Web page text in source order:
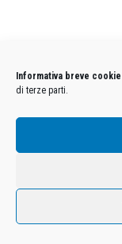
Informativa breve cookie
di terze parti.